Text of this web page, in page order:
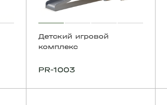
Детский игровой
комплекс
PR-1003